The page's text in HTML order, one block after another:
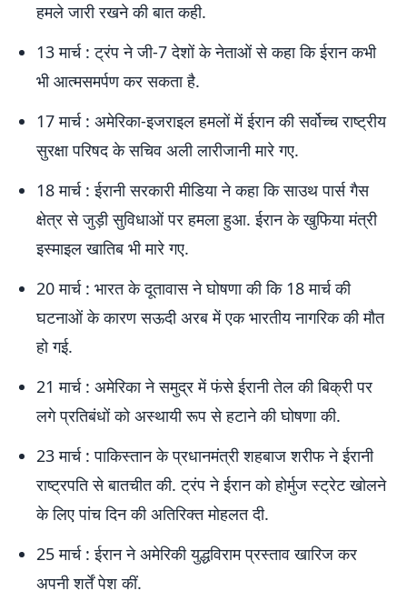
हमले जारी रखने की बात कही.
13 मार्च : ट्रंप ने जी-7 देशों के नेताओं से कहा कि ईरान कभी
भी आत्मसमर्पण कर सकता है.
17 मार्च : अमेरिका-इजराइल हमलों में ईरान की सर्वोच्च राष्ट्रीय
सुरक्षा परिषद के सचिव अली लारीजानी मारे गए.
18 मार्च : ईरानी सरकारी मीडिया ने कहा कि साउथ पार्स गैस
क्षेत्र से जुड़ी सुविधाओं पर हमला हुआ. ईरान के खुफिया मंत्री
इस्माइल खातिब भी मारे गए.
20 मार्च : भारत के दूतावास ने घोषणा की कि 18 मार्च की
घटनाओं के कारण सऊदी अरब में एक भारतीय नागरिक की मौत
हो गई.
21 मार्च : अमेरिका ने समुद्र में फंसे ईरानी तेल की बिक्री पर
लगे प्रतिबंधों को अस्थायी रूप से हटाने की घोषणा की.
23 मार्च : पाकिस्तान के प्रधानमंत्री शहबाज शरीफ ने ईरानी
राष्ट्रपति से बातचीत की. ट्रंप ने ईरान को होर्मुज स्ट्रेट खोलने
के लिए पांच दिन की अतिरिक्त मोहलत दी.
25 मार्च : ईरान ने अमेरिकी युद्धविराम प्रस्ताव खारिज कर
अपनी शर्तें पेश कीं.